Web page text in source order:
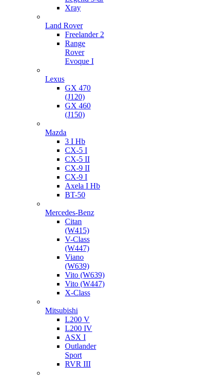
Xray
Land Rover
Freelander 2
Range
Rover
Evoque I
Lexus
GX 470
(J120)
GX 460
(J150)
Mazda
3 I Hb
CX-5 I
CX-5 II
CX-9 II
CX-9 I
Axela I Hb
BT-50
Mercedes-Benz
Citan
(W415)
V-Class
(W447)
Viano
(W639)
Vito (W639)
Vito (W447)
X-Class
Mitsubishi
L200 V
L200 IV
ASX I
Outlander
Sport
RVR III